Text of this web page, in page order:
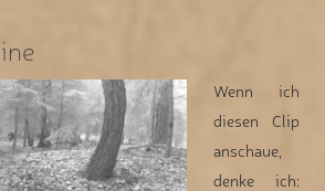
Wenn ich
diesen Clip
anschaue,
denke ich: